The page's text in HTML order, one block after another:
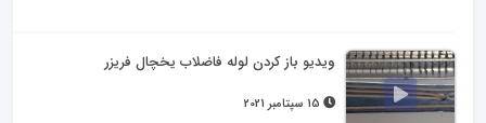
ویدیو باز کردن لوله فاضلاب یخچال فریزر